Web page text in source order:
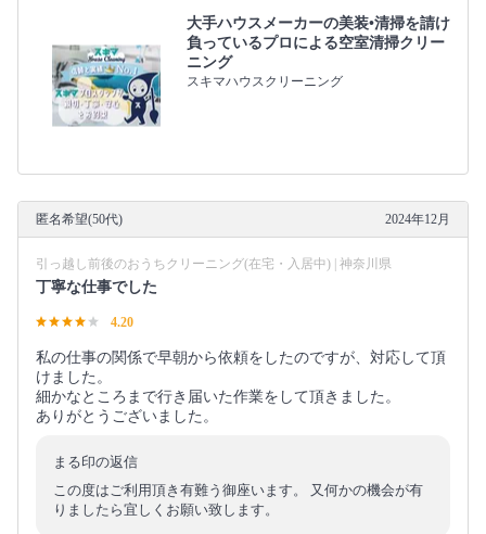
大手ハウスメーカーの美装•清掃を請け
負っているプロによる空室清掃クリー
ニング
スキマハウスクリーニング
匿名希望(50代) 2024年12月
引っ越し前後のおうちクリーニング(在宅・入居中) | 神奈川県
丁寧な仕事でした
4.20
私の仕事の関係で早朝から依頼をしたのですが、対応して頂
けました。
細かなところまで行き届いた作業をして頂きました。
ありがとうございました。
まる印の返信
この度はご利用頂き有難う御座います。 又何かの機会が有
りましたら宜しくお願い致します。